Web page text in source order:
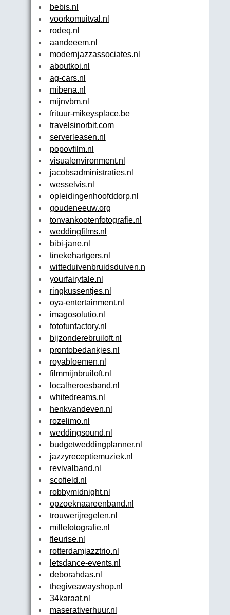
bebis.nl
voorkomuitval.nl
rodeq.nl
aandeeem.nl
modernjazzassociates.nl
aboutkoi.nl
ag-cars.nl
mibena.nl
mijnvbm.nl
frituur-mikeysplace.be
travelsinorbit.com
serverleasen.nl
popovfilm.nl
visualenvironment.nl
jacobsadministraties.nl
wesselvis.nl
opleidingenhoofddorp.nl
goudeneeuw.org
tonvankootenfotografie.nl
weddingfilms.nl
bibi-jane.nl
tinekehartgers.nl
witteduivenbruidsduiven.nl
yourfairytale.nl
ringkussentjes.nl
oya-entertainment.nl
imagosolutio.nl
fotofunfactory.nl
bijzonderebruiloft.nl
prontobedankjes.nl
royabloemen.nl
filmmijnbruiloft.nl
localheroesband.nl
whitedreams.nl
henkvandeven.nl
rozelimo.nl
weddingsound.nl
budgetweddingplanner.nl
jazzyreceptiemuziek.nl
revivalband.nl
scofield.nl
robbymidnight.nl
opzoeknaareenband.nl
trouwerijregelen.nl
millefotografie.nl
fleurise.nl
rotterdamjazztrio.nl
letsdance-events.nl
deborahdas.nl
thegiveawayshop.nl
34karaat.nl
maserativerhuur.nl